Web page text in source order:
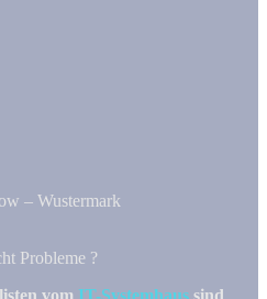
– Wustermark
Probleme ?
vom IT-Systemhaus sind